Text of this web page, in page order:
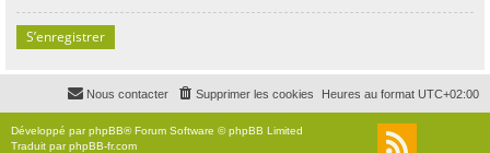
S’enregistrer
Heures au format UTC+02:00
Supprimer les cookies
Nous contacter
Développé parphpBB® Forum Software © phpBB Limited
Traduit parphpBB-fr.com